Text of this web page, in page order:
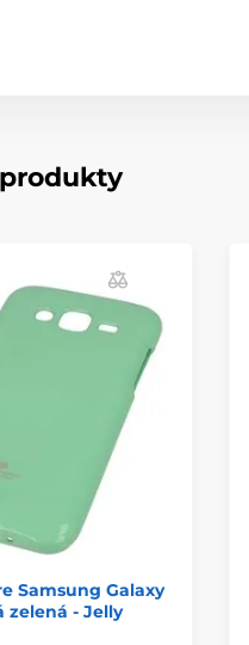
Samsung Galaxy
zelená - Jelly